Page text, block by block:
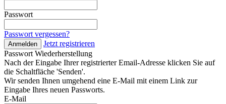
Passwort
Passwort vergessen?
Anmelden
Jetzt registrieren
Passwort Wiederherstellung
Nach der Eingabe Ihrer registrierter Email-Adresse klicken Sie auf
die Schaltfläche 'Senden'.
Wir senden Ihnen umgehend eine E-Mail mit einem Link zur
Eingabe Ihres neuen Passworts.
E-Mail